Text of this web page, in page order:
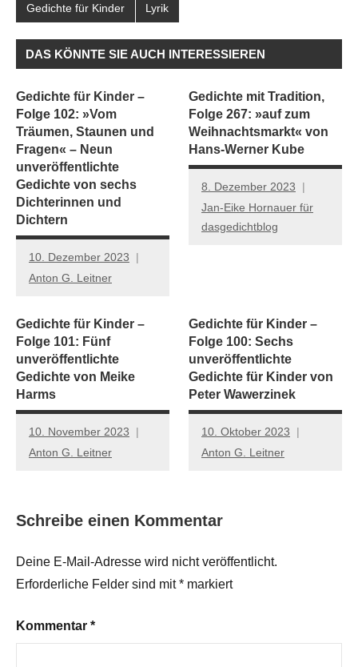
Gedichte für Kinder Lyrik
DAS KÖNNTE SIE AUCH INTERESSIEREN
Gedichte für Kinder –
Folge 102: »Vom
Träumen, Staunen und
Fragen« – Neun
unveröffentlichte
Gedichte von sechs
Dichterinnen und
Dichtern
10. Dezember 2023
Anton G. Leitner
Gedichte mit Tradition,
Folge 267: »auf zum
Weihnachtsmarkt« von
Hans-Werner Kube
8. Dezember 2023
Jan-Eike Hornauer für
dasgedichtblog
Gedichte für Kinder –
Folge 101: Fünf
unveröffentlichte
Gedichte von Meike
Harms
10. November 2023
Anton G. Leitner
Gedichte für Kinder –
Folge 100: Sechs
unveröffentlichte
Gedichte für Kinder von
Peter Wawerzinek
10. Oktober 2023
Anton G. Leitner
Schreibe einen Kommentar
Deine E-Mail-Adresse wird nicht veröffentlicht.
Erforderliche Felder sind mit* markiert
Kommentar *